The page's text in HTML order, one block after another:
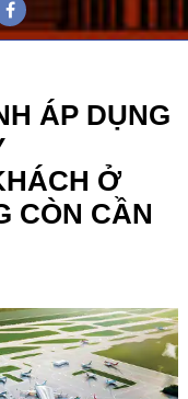
ÁP DỤNG
Ở
CÒN CẦN